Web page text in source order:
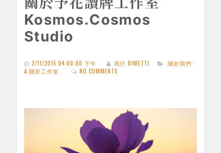
Kosmos.Cosmos
Studio
2/11/2015 04:00:00 下午 周玨 DIMETTI
關於我們-
A.關於工作室
NO COMMENTS